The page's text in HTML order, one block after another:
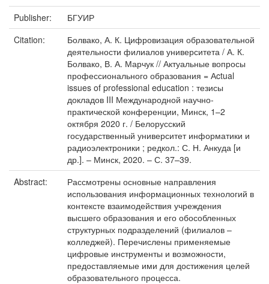
Publisher:
БГУИР
Citation:
Болвако, А. К. Цифровизация образовательной
деятельности филиалов университета / А. К.
Болвако, В. А. Марчук // Актуальные вопросы
профессионального образования = Аctual
issues of professional education : тезисы
докладов III Международной научно-
практической конференции, Минск, 1–2
октября 2020 г. / Белорусский
государственный университет информатики и
радиоэлектроники ; редкол.: С. Н. Анкуда [и
др.]. – Минск, 2020. – С. 37–39.
Abstract:
Рассмотрены основные направления
использования информационных технологий в
контексте взаимодействия учреждения
высшего образования и его обособленных
структурных подразделений (филиалов –
колледжей). Перечислены применяемые
цифровые инструменты и возможности,
предоставляемые ими для достижения целей
образовательного процесса.